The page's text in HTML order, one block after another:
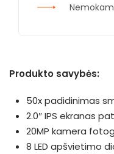
Produkto savybės:
50x padidinimas
2.0″ IPS ekranas
20MP kamera
8 LED apšvietimo